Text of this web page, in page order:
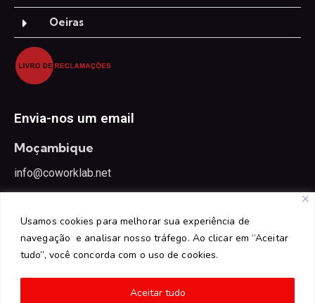
Usamos cookies para melhorar sua experiência de
navegação e analisar nosso tráfego. Ao clicar em “Aceitar
tudo”, você concorda com o uso de cookies.
Aceitar tudo
Oeiras
Envia-nos um email
Moçambique
info@coworklab.net
oeiras@coworklab.net